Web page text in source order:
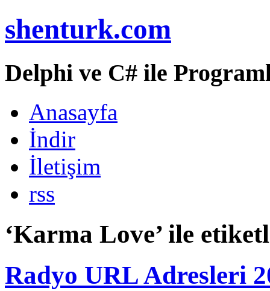
shenturk.com
Delphi ve C# ile
Anasayfa
İndir
İletişim
rss
‘Karma Love’ ile
Radyo URL Adresleri